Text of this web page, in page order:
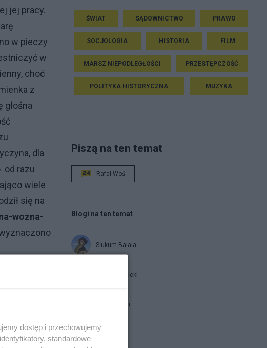
jej pracy.
w pieczy
w
choć
z
głośna
dla
od razu
wiele
się na
wozna-
domu
pieczy-
wróci
poczekać
ŚWIAT SĄDOWNICTWO PRAWO
SOCJOLOGIA HISTORIA FILM
MARSZ NIEPODLEGŁOŚCI PRZESTĘPCZOŚĆ
POLITYKA HISTORYCZNA MUZYKA
Piszą na ten temat
Rafał Woś
Blogi na ten temat
Siukum Balala
Jan Filip Libicki
brat Damian
Napisz notkę
dostęp i przechowujemy
standardowe